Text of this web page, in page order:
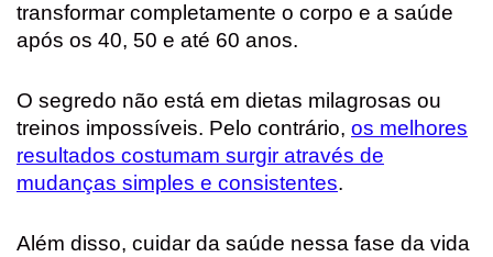
transformar completamente o corpo e a saúde
após os 40, 50 e até 60 anos.
O segredo não está em dietas milagrosas ou
treinos impossíveis. Pelo contrário, os melhores
resultados costumam surgir através de
mudanças simples e consistentes.
Além disso, cuidar da saúde nessa fase da vida